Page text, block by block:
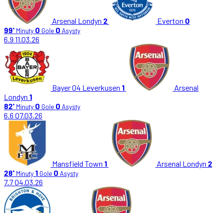
Arsenal Londyn 2 Everton 0
99' Minuty 0 Gole 0 Asysty
6.9 11.03.26
Bayer 04 Leverkusen 1
Arsenal
Londyn 1
82' Minuty 0 Gole 0 Asysty
6.6 07.03.26
Mansfield Town 1 Arsenal Londyn 2
28' Minuty 1 Gole 0 Asysty
7.704.03.26